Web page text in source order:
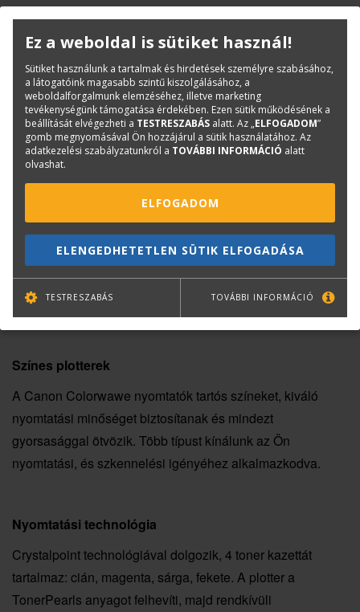
A monokróm család tagjai:
Canon plotWAVE
T30
T35 T50
Nyomtatási
sebesség
Max 4 db
A1 nyomat
/ perc
Max 6 db
A1 nyomat
/ perc
Max 8 db
A1 nyomat
/ perc
Max 10 db
A1 nyomat
/ perc
Tekercsek
Max 2
Max 2+2
Max 4
Színes plotterek
A Canon Colorwawe nyomtatók tartós színeket, kiváló
nyomtatási minőséget biztosítanak és mindezt
gyorsasággal ötvözik. Több típust kínálunk az Ön
nyomtatási, és szkennelési igényéhez alkalmazkodva.
Nyomtatási technológia
Crystalpoint technológiával dolgozik, 4 toner kazettát
tartalmaz: cián, magenta, sárga, fekete. A plotter a
TonerPearls anyagot felhevíti, majd rendkívüli
Ez a weboldal is sütiket használ!
Sütiket használunk a tartalmak és hirdetések személyre szabásához,
a látogatóink magasabb szintű kiszolgálásához, a
weboldalforgalmunk elemzéséhez, illetve marketing
tevékenységünk támogatása érdekében. Ezen sütik működésének a
beállítását elvégezheti a TESTRESZABÁS alatt. Az „ELFOGADOM”
gomb megnyomásával Ön hozzájárul a sütik használatához. Az
adatkezelési szabályzatunkról a TOVÁBBI INFORMÁCIÓ alatt
olvashat.
ELFOGADOM
ELENGEDHETETLEN SÜTIK ELFOGADÁSA
TESTRESZABÁS TOVÁBBI INFORMÁCIÓ